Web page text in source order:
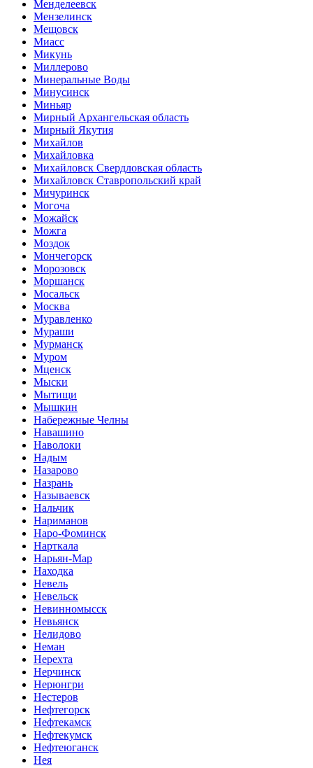
Менделеевск
Мензелинск
Мещовск
Миасс
Микунь
Миллерово
Минеральные Воды
Минусинск
Миньяр
Мирный Архангельская область
Мирный Якутия
Михайлов
Михайловка
Михайловск Свердловская область
Михайловск Ставропольский край
Мичуринск
Могоча
Можайск
Можга
Моздок
Мончегорск
Морозовск
Моршанск
Мосальск
Москва
Муравленко
Мураши
Мурманск
Муром
Мценск
Мыски
Мытищи
Мышкин
Набережные Челны
Навашино
Наволоки
Надым
Назарово
Назрань
Называевск
Нальчик
Нариманов
Наро-Фоминск
Нарткала
Нарьян-Мар
Находка
Невель
Невельск
Невинномысск
Невьянск
Нелидово
Неман
Нерехта
Нерчинск
Нерюнгри
Нестеров
Нефтегорск
Нефтекамск
Нефтекумск
Нефтеюганск
Нея